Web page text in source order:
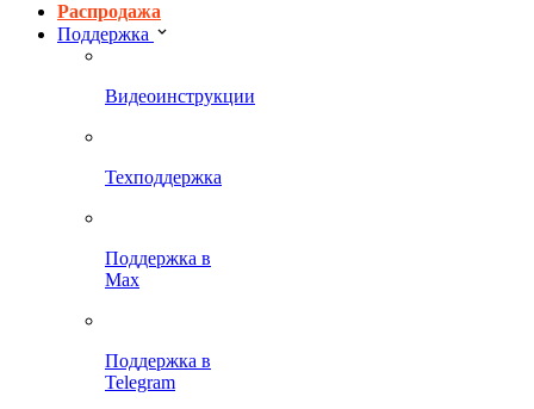
Распродажа
Поддержка
Видеоинструкции
Техподдержка
Поддержка в
Max
Поддержка в
Telegram